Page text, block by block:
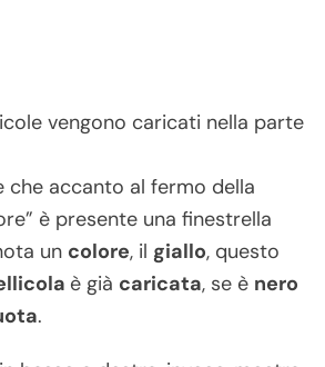
vengono caricati nella parte
che accanto al fermo della
è presente una finestrella
un colore, il giallo, questo
è già caricata, se è nero
.